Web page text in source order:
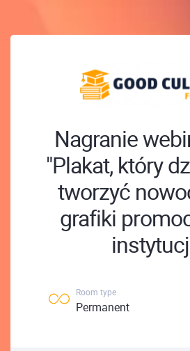
Nagranie
"Plakat, który
tworzyć
grafiki
Room type
Permanent